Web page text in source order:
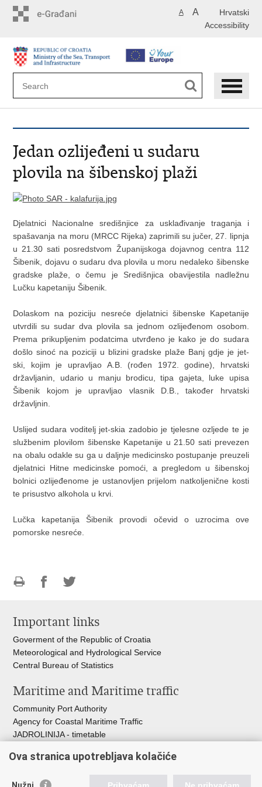
Hrvatski
A A
Accessibility
Jedan ozlijeđeni u sudaru
plovila na šibenskoj plaži
Djelatnici Nacionalne središnjice za usklađivanje traganja i
spašavanja na moru (MRCC Rijeka) zaprimili su jučer, 27. lipnja
u 21.30 sati posredstvom Županijskoga dojavnog centra 112
Šibenik, dojavu o sudaru dva plovila u moru nedaleko šibenske
gradske plaže, o čemu je Središnjica obavijestila nadležnu
Lučku kapetaniju Šibenik.
Dolaskom na poziciju nesreće djelatnici šibenske Kapetanije
utvrdili su sudar dva plovila sa jednom ozlijeđenom osobom.
Prema prikupljenim podatcima utvrđeno je kako je do sudara
došlo sinoć na poziciji u blizini gradske plaže Banj gdje je jet-
ski, kojim je upravljao A.B. (rođen 1972. godine), hrvatski
državljanin, udario u manju brodicu, tipa gajeta, luke upisa
Šibenik kojom je upravljao vlasnik D.B., također hrvatski
državljnin.
Uslijed sudara voditelj jet-skia zadobio je tjelesne ozljede te je
službenim plovilom šibenske Kapetanije u 21.50 sati prevezen
na obalu odakle su ga u daljnje medicinsko postupanje preuzeli
djelatnici Hitne medicinske pomoći, a pregledom u šibenskoj
bolnici ozlijeđenome je ustanovljen prijelom natkoljenične kosti
te prisustvo alkohola u krvi.
Lučka kapetanija Šibenik provodi očevid o uzrocima ove
pomorske nesreće.
page
FacebookTwitteru
Important links
Goverment of the Republic of Croatia
Meteorological and Hydrological Service
Central Bureau of Statistics
Maritime and Maritime traffic
Community Port Authority
Agency for Coastal Maritime Traffic
JADROLINIJA - timetable
Ova stranica upotrebljava kolačiće
Nužni Prihvaćam Ne prihvaćam